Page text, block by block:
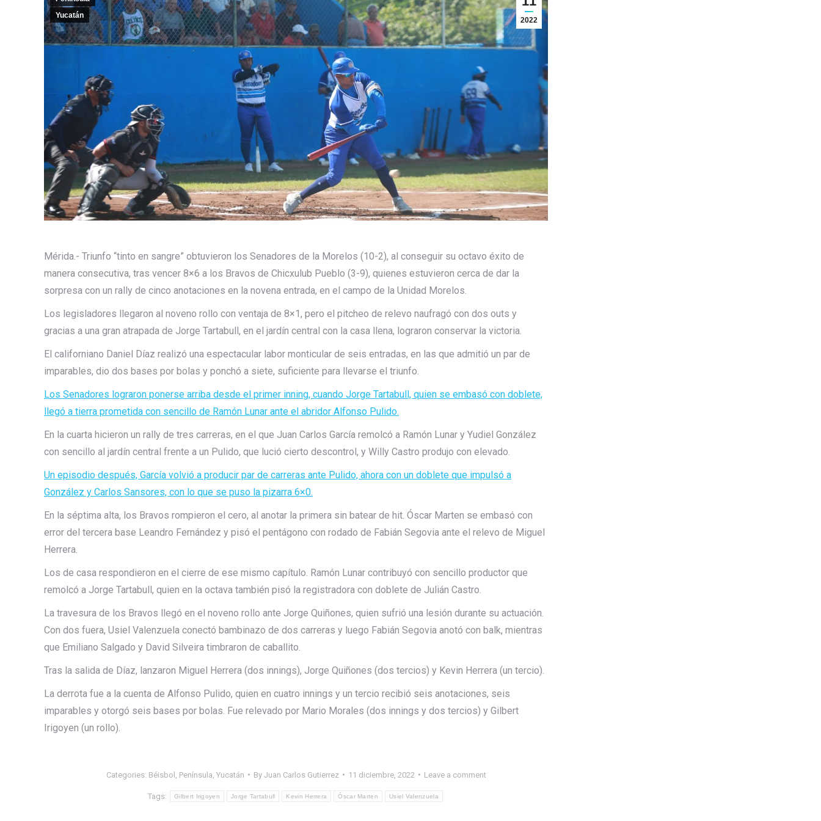
2022
Yucatán
Mérida.- Triunfo “tinto en sangre” obtuvieron los Senadores de la Morelos (10-2), al conseguir su octavo éxito de
manera consecutiva, tras vencer 8×6 a los Bravos de Chicxulub Pueblo (3-9), quienes estuvieron cerca de dar la
sorpresa con un rally de cinco anotaciones en la novena entrada, en el campo de la Unidad Morelos.
Los legisladores llegaron al noveno rollo con ventaja de 8×1, pero el pitcheo de relevo naufragó con dos outs y
gracias a una gran atrapada de Jorge Tartabull, en el jardín central con la casa llena, lograron conservar la victoria.
El californiano Daniel Díaz realizó una espectacular labor monticular de seis entradas, en las que admitió un par de
imparables, dio dos bases por bolas y ponchó a siete, suficiente para llevarse el triunfo.
Los Senadores lograron ponerse arriba desde el primer inning, cuando Jorge Tartabull, quien se embasó con doblete,
llegó a tierra prometida con sencillo de Ramón Lunar ante el abridor Alfonso Pulido.
En la cuarta hicieron un rally de tres carreras, en el que Juan Carlos García remolcó a Ramón Lunar y Yudiel González
con sencillo al jardín central frente a un Pulido, que lució cierto descontrol, y Willy Castro produjo con elevado.
Un episodio después, García volvió a producir par de carreras ante Pulido, ahora con un doblete que impulsó a
González y Carlos Sansores, con lo que se puso la pizarra 6×0.
En la séptima alta, los Bravos rompieron el cero, al anotar la primera sin batear de hit. Óscar Marten se embasó con
error del tercera base Leandro Fernández y pisó el pentágono con rodado de Fabián Segovia ante el relevo de Miguel
Herrera.
Los de casa respondieron en el cierre de ese mismo capítulo. Ramón Lunar contribuyó con sencillo productor que
remolcó a Jorge Tartabull, quien en la octava también pisó la registradora con doblete de Julián Castro.
La travesura de los Bravos llegó en el noveno rollo ante Jorge Quiñones, quien sufrió una lesión durante su actuación.
Con dos fuera, Usiel Valenzuela conectó bambinazo de dos carreras y luego Fabián Segovia anotó con balk, mientras
que Emiliano Salgado y David Silveira timbraron de caballito.
Tras la salida de Díaz, lanzaron Miguel Herrera (dos innings), Jorge Quiñones (dos tercios) y Kevin Herrera (un tercio).
La derrota fue a la cuenta de Alfonso Pulido, quien en cuatro innings y un tercio recibió seis anotaciones, seis
imparables y otorgó seis bases por bolas. Fue relevado por Mario Morales (dos innings y dos tercios) y Gilbert
Irigoyen (un rollo).
Categories: Béisbol Península Yucatán By Juan Carlos Gutierrez 11 diciembre, 2022 Leave a comment
Tags: Gilbert Irigoyen Jorge Tartabull Kevin Herrera Óscar Marten Usiel Valenzuela